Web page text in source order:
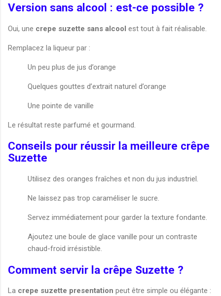
Version sans alcool : est-ce possible ?
Oui, une crepe suzette sans alcool est tout à fait réalisable.
Remplacez la liqueur par :
Un peu plus de jus d’orange
Quelques gouttes d’extrait naturel d’orange
Une pointe de vanille
Le résultat reste parfumé et gourmand.
Conseils pour réussir la meilleure crêpe
Suzette
Utilisez des oranges fraîches et non du jus industriel.
Ne laissez pas trop caraméliser le sucre.
Servez immédiatement pour garder la texture fondante.
Ajoutez une boule de glace vanille pour un contraste
chaud-froid irrésistible.
Comment servir la crêpe Suzette ?
La crepe suzette presentation peut être simple ou élégante :